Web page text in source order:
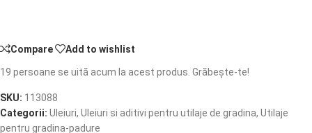
Compare Add to wishlist
19 persoane se uită acum la acest produs. Grăbește-te!
SKU: 113088
Categorii: Uleiuri, Uleiuri si aditivi pentru utilaje de gradina, Utilaje
pentru gradina-padure